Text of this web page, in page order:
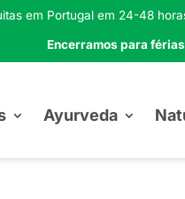
em Portugal em 24-48
Encerramos para
Ayurveda